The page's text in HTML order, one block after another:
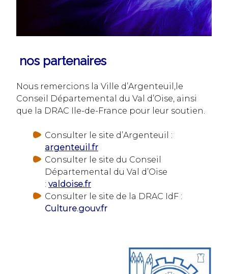
nos partenaires
Nous remercions la Ville d’Argenteuil,le
Conseil Départemental du Val d’Oise, ainsi
que la DRAC Ile-de-France pour leur soutien.
Consulter le site d’Argenteuil :
argenteuil.fr
Consulter le site du Conseil
Départemental du Val d’Oise
: valdoise.fr
Consulter le site de la DRAC IdF :
Culture.gouv.fr